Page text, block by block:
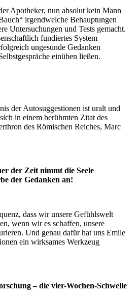
Apotheker, nun absolut kein Mann
irgendwelche Behauptungen
Untersuchungen und Tests gemacht.
fundiertes System
ungesunde Gedanken
einüben ließen.
der Autosuggestionen ist uralt und
in einem berühmten Zitat des
des Römischen Reiches, Marc
der Zeit nimmt die Seele
der Gedanken an!
dass wir unsere Gefühlswelt
wenn wir es schaffen, unsere
Und genau dafür hat uns Emile
ein wirksames Werkzeug
– die vier-Wochen-Schwelle